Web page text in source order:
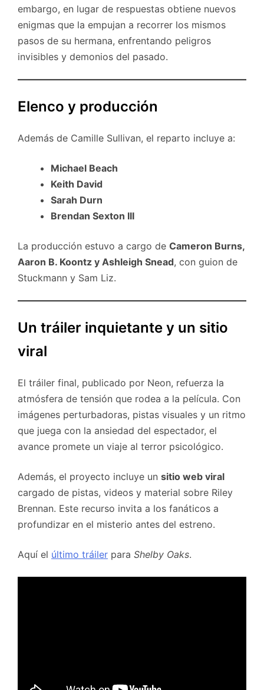
embargo, en lugar de respuestas obtiene nuevos
enigmas que la empujan a recorrer los mismos
pasos de su hermana, enfrentando peligros
invisibles y demonios del pasado.
Elenco y producción
Además de Camille Sullivan, el reparto incluye a:
Michael Beach
Keith David
Sarah Durn
Brendan Sexton III
La producción estuvo a cargo de Cameron Burns,
Aaron B. Koontz y Ashleigh Snead, con guion de
Stuckmann y Sam Liz.
Un tráiler inquietante y un sitio
viral
El tráiler final, publicado por Neon, refuerza la
atmósfera de tensión que rodea a la película. Con
imágenes perturbadoras, pistas visuales y un ritmo
que juega con la ansiedad del espectador, el
avance promete un viaje al terror psicológico.
Además, el proyecto incluye un sitio web viral
cargado de pistas, videos y material sobre Riley
Brennan. Este recurso invita a los fanáticos a
profundizar en el misterio antes del estreno.
Aquí el último tráiler para Shelby Oaks.